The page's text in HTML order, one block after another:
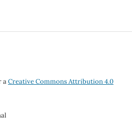
aCreative Commons Attribution 4.0